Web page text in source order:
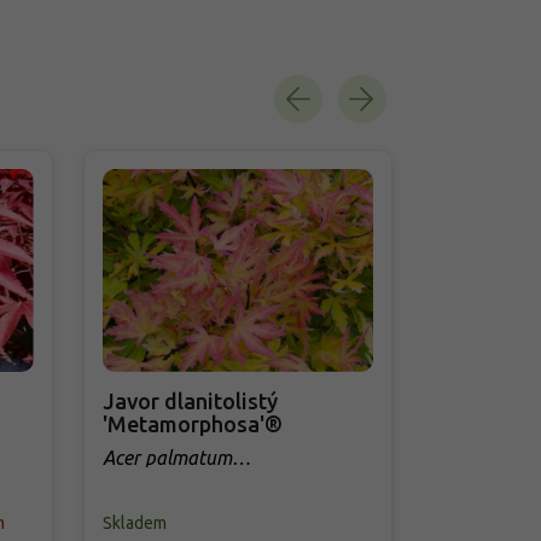
Javor dlanitolistý
'Metamorphosa'®
Acer palmatum
Skladem